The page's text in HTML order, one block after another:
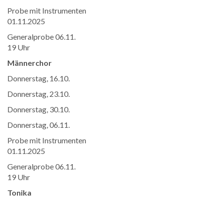
Probe mit Instrumenten
01.11.2025
Generalprobe 06.11.
19 Uhr
Männerchor
Donnerstag, 16.10.
Donnerstag, 23.10.
Donnerstag, 30.10.
Donnerstag, 06.11.
Probe mit Instrumenten
01.11.2025
Generalprobe 06.11.
19 Uhr
Tonika